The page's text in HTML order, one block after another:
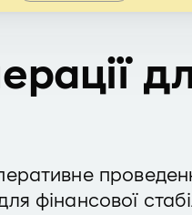
фінансової